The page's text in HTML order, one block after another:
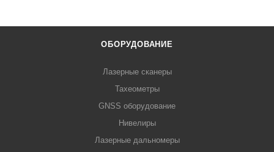
ОБОРУДОВАНИЕ
Лазерные сканеры
Тахеометры
GNSS оборудование
Нивелиры
Лазерные дальномеры